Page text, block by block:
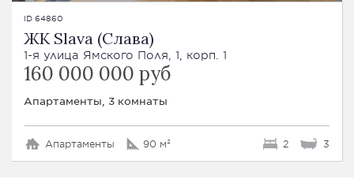
ID 64860
ЖК Slava (Слава)
1-я улица Ямского Поля, 1, корп. 1
160 000 000 руб
Апартаменты, 3 комнаты
Апартаменты 90 м² 2 3